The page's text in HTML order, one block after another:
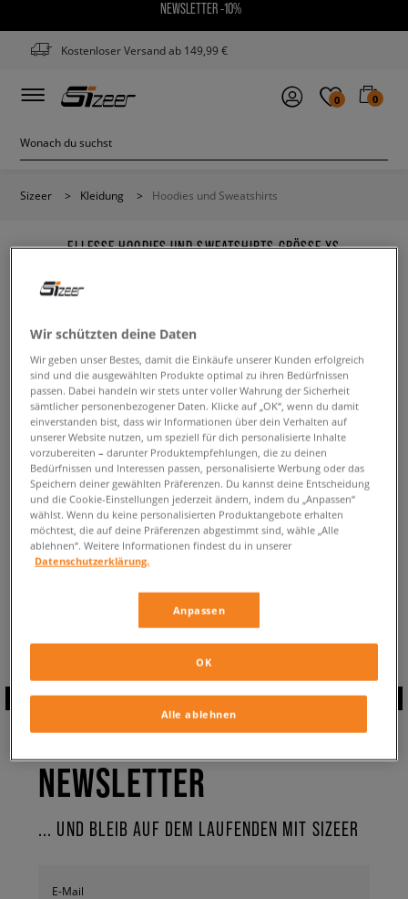
NEWSLETTER -10%
Kostenloser Versand ab 149,99 €
0 0
Sizeer > Kleidung > Hoodies und Sweatshirts
ELLESSE HOODIES UND SWEATSHIRTS GRÖSSE XS
Ändere den Suchbegriff. Versuche, weniger Filter zu
verwenden.
ZURÜCK ZUM SHOP
Aktuell schaust du: EllesseHoodies und Sweatshirts✔️ ✔️ ✔️ ✔️ grösse
xs
Verfügbare Anzahl:0
ABONNIERE UNSEREN
NEWSLETTER
... UND BLEIB AUF DEM LAUFENDEN MIT SIZEER
E-Mail
Wir schützten deine Daten
Wir geben unser Bestes, damit die Einkäufe unserer Kunden erfolgreich
sind und die ausgewählten Produkte optimal zu ihren Bedürfnissen
passen. Dabei handeln wir stets unter voller Wahrung der Sicherheit
sämtlicher personenbezogener Daten. Klicke auf „OK“, wenn du damit
einverstanden bist, dass wir Informationen über dein Verhalten auf
unserer Website nutzen, um speziell für dich personalisierte Inhalte
vorzubereiten – darunter Produktempfehlungen, die zu deinen
Bedürfnissen und Interessen passen, personalisierte Werbung oder das
Speichern deiner gewählten Präferenzen. Du kannst deine Entscheidung
und die Cookie-Einstellungen jederzeit ändern, indem du „Anpassen“
wählst. Wenn du keine personalisierten Produktangebote erhalten
möchtest, die auf deine Präferenzen abgestimmt sind, wähle „Alle
ablehnen“. Weitere Informationen findest du in unserer
Datenschutzerklärung.
Anpassen
Alle ablehnen
OK